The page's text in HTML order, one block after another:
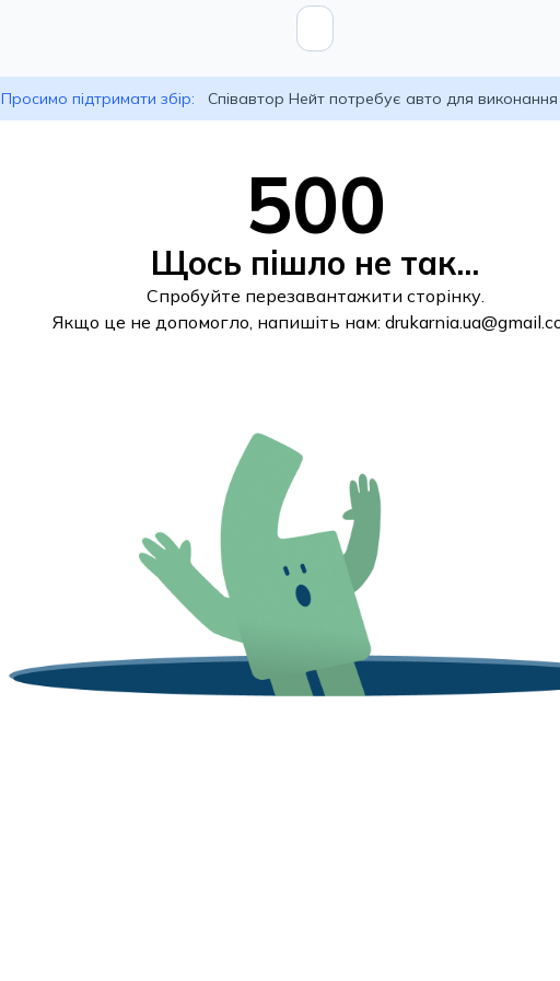
Просимо підтримати збір: Співавтор Нейт потребує авто для
500
Щось пішло не так...
Спробуйте перезавантажити сторінку.
Якщо це не допомогло, напишіть нам: